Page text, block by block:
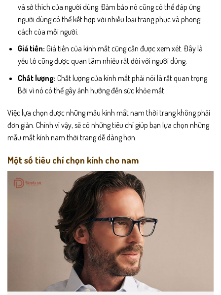
và sở thích của người dùng. Đảm bảo nó cũng có thể đáp ứng
người dùng có thể kết hợp với nhiều loại trang phục và phong
cách của mỗi người.
Giá tiền: Giá tiền của kính mắt cũng cần được xem xét. Đây là
yếu tố cũng được quan tâm nhiều rất đối với người dùng.
Chất lượng: Chất lượng của kính mắt phải nói là rất quan trọng.
Bởi vì nó có thể gây ảnh hưởng đến sức khỏe mắt.
Việc lựa chọn được những mẫu kính mắt nam thời trang không phải
đơn giản. Chính vì vậy, sẽ có những tiêu chí giúp bạn lựa chọn những
mẫu mắt kính nam thời trang dễ dàng hơn.
Một số tiêu chí chọn kính cho nam